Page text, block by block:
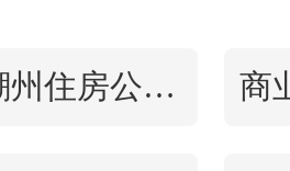
立主要由市场
潮州住房公积金查询